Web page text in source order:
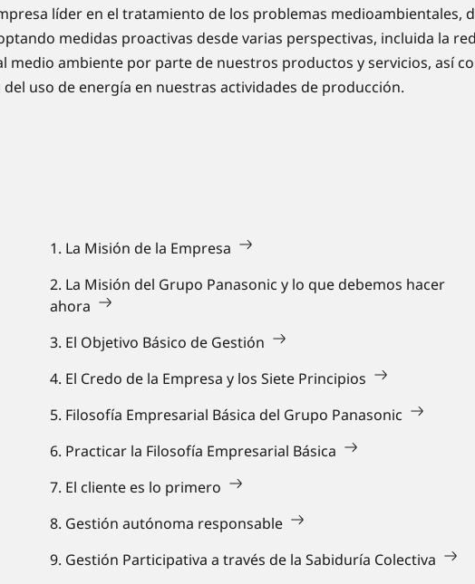
líder en el tratamiento de los problemas medioambientales,
medidas proactivas desde varias perspectivas, incluida la
medio ambiente por parte de nuestros productos y servicios, así
uso de energía en nuestras actividades de producción.
1. La Misión de la Empresa
2. La Misión del Grupo Panasonic y lo que debemos hacer
ahora
3. El Objetivo Básico de Gestión
4. El Credo de la Empresa y los Siete Principios
5. Filosofía Empresarial Básica del Grupo Panasonic
6. Practicar la Filosofía Empresarial Básica
7. El cliente es lo primero
8. Gestión autónoma responsable
9. Gestión Participativa a través de la Sabiduría Colectiva